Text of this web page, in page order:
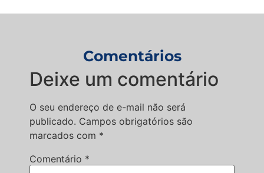
Comentários
Deixe um comentário
O seu endereço de e-mail não será
publicado. Campos obrigatórios são
marcados com *
Comentário *